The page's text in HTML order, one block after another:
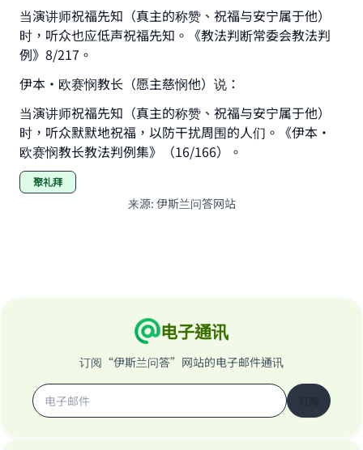
当演讲师祝福先知（真主的称赞、祝福与安宁属于他）
时，听众也应低声祝福先知。《教法判断常委会教法判
例》8/217。
伊本·欧赛悯教长（愿主慈悯他）说：
当演讲师祝福先知（真主的称赞、祝福与安宁属于他）
时，听众默默地祝福，以防干扰周围的人们。《伊本·
欧赛悯教长教法判例集》（16/166）。
聚礼拜
来源: 伊斯兰问答网站
电子通讯
订阅“伊斯兰问答”网站的电子邮件通讯
The Prophet (ﷺ) said:
"A person who leads others to doing what is
good will earn the same reward as those who
do it."
(MUSLIM, 1893)